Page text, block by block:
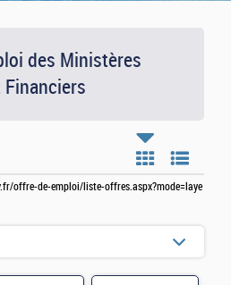
des Ministères
offre-de-emploi/liste-offres.aspx?mode=laye